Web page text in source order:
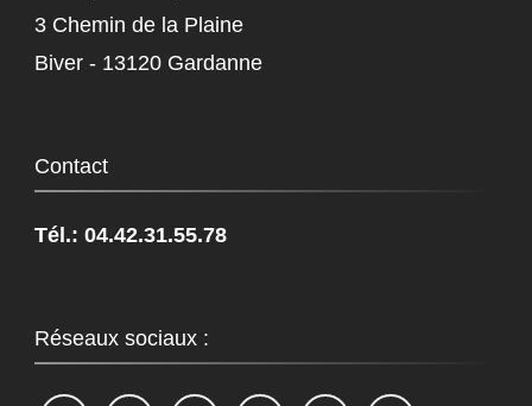
3 Chemin de la Plaine
Biver - 13120 Gardanne
Contact
Tél.: 04.42.31.55.78
Réseaux sociaux :